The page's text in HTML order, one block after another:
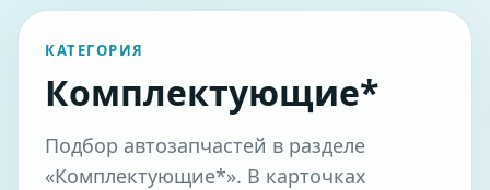
КАТЕГОРИЯ
Комплектующие*
Подбор автозапчастей в разделе
«Комплектующие*». В карточках